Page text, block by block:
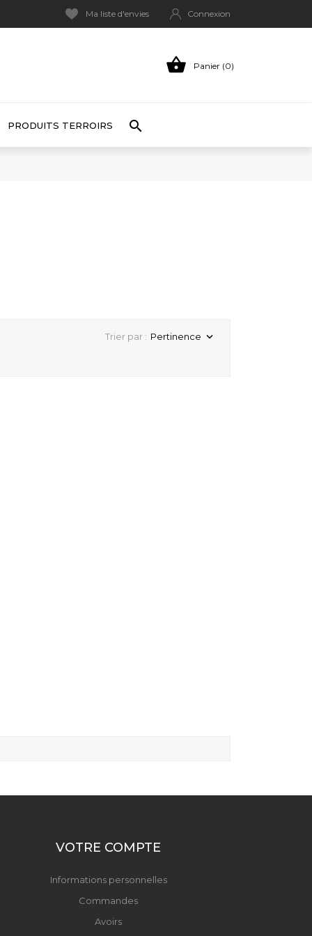
Ma liste d'envies Connexion
 Panier (0)
PRODUITS TERROIRS 
Trier par : Pertinence 
VOTRE COMPTE
Informations personnelles
Commandes
Avoirs